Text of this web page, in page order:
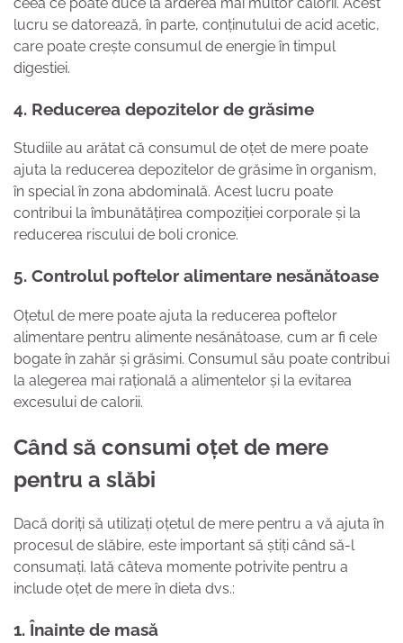
lucru se datorează, în parte, conținutului de acid acetic,
care poate crește consumul de energie în timpul
digestiei.
4. Reducerea depozitelor de grăsime
Studiile au arătat că consumul de oțet de mere poate
ajuta la reducerea depozitelor de grăsime în organism,
în special în zona abdominală. Acest lucru poate
contribui la îmbunătățirea compoziției corporale și la
reducerea riscului de boli cronice.
5. Controlul poftelor alimentare nesănătoase
Oțetul de mere poate ajuta la reducerea poftelor
alimentare pentru alimente nesănătoase, cum ar fi cele
bogate în zahăr și grăsimi. Consumul său poate contribui
la alegerea mai rațională a alimentelor și la evitarea
excesului de calorii.
Când să consumi oțet de mere
pentru a slăbi
Dacă doriți să utilizați oțetul de mere pentru a vă ajuta în
procesul de slăbire, este important să știți când să-l
consumați. Iată câteva momente potrivite pentru a
include oțet de mere în dieta dvs.:
1. Înainte de masă